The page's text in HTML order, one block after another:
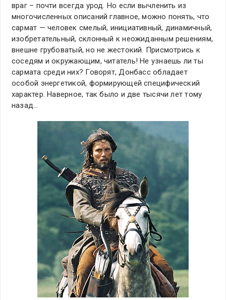
враг – почти всегда урод. Но если вычленить из
многочисленных описаний главное, можно понять, что
сармат — человек смелый, инициативный, динамичный,
изобретательный, склонный к неожиданным решениям,
внешне грубоватый, но не жестокий. Присмотрись к
соседям и окружающим, читатель! Не узнаешь ли ты
сармата среди них? Говорят, Донбасс обладает
особой энергетикой, формирующей специфический
характер. Наверное, так было и две тысячи лет тому
назад…